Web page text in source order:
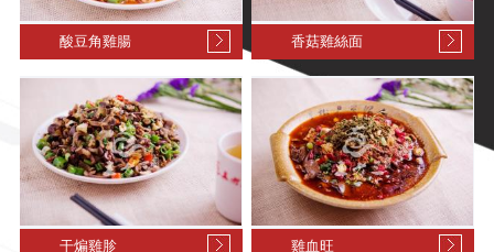
酸豆角雞腸 香菇雞絲面
干煸雞胗 雞血旺